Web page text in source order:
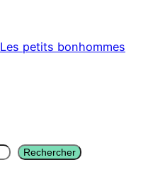
Les petits bonhommes
Rechercher